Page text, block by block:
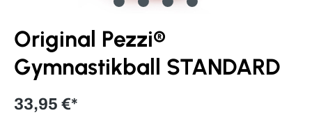
Original Pezzi®
Gymnastikball STANDARD
33,95 €*